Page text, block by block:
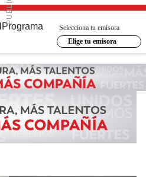
Programa
Selecciona tu emisora
Elige tu emisora